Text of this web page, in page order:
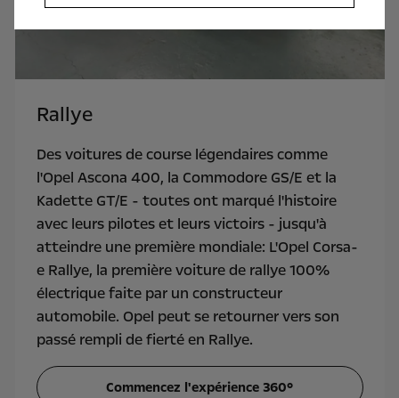
Rallye
Des voitures de course légendaires comme
l'Opel Ascona 400, la Commodore GS/E et la
Kadette GT/E - toutes ont marqué l'histoire
avec leurs pilotes et leurs victoirs - jusqu'à
atteindre une première mondiale: L'Opel Corsa-
e Rallye, la première voiture de rallye 100%
électrique faite par un constructeur
automobile. Opel peut se retourner vers son
passé rempli de fierté en Rallye.
Commencez l'expérience 360°